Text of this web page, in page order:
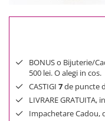
500 Lei - 1000 Lei
BONUS o Bijuterie/
500 lei. O alegi in cos.
CASTIGI 7de puncte
LIVRARE GRATUITA,
Impachetare Cadou,